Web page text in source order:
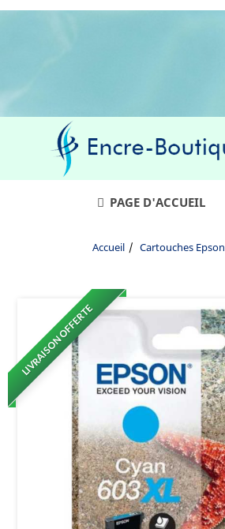
PAGE D'ACCUEIL
Accueil Cartouches Epson
LIVRAISON OFFERTE